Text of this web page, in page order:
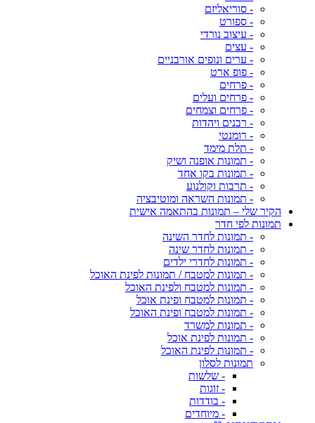
- סוריאליזם
- ספורט
- עיצוב נורדי
- עצים
- ערים ונופים אורבניים
- פופ ארט
- פרחים
- פרחים ועלים
- פרחים וצמחים
- רבנים ויהדות
- רומנטי
- תלת מימד
- תמונות אופנה ושיק
- תמונות בקו אחד
- תרבות וקולנוע
- תמונות השראה ומוטיבציה
הקיר שלי – תמונות בהתאמה אישית
תמונות לפי חדר
- תמונות לחדר השינה
- תמונות לחדר שינה
- תמונות לחדרי ילדים
- תמונות למטבח / תמונות לפינת האוכל
- תמונות למטבח ולפינת האוכל
- תמונות למטבח ופינת אוכל
- תמונות למטבח ופינת האוכל
- תמונות למשרד
- תמונות לפינת אוכל
- תמונות לפינת האוכל
תמונות לסלון
- שלשות
- זוגות
- בודדות
- מיוחדים